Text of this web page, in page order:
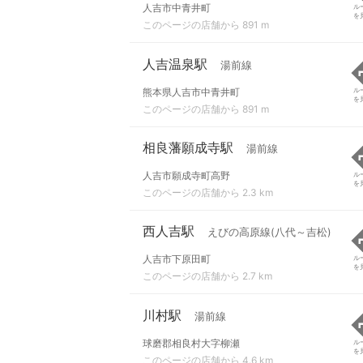
人吉市中青井町
このページの店舗から 891 m
ル
を
人吉温泉駅 湯前線
熊本県人吉市中青井町
このページの店舗から 891 m
ル
を
相良藩願成寺駅 湯前線
人吉市願成寺町高野
このページの店舗から 2.3 km
ル
を
西人吉駅 えびの高原線(八代～吉松)
人吉市下原田町
このページの店舗から 2.7 km
ル
を
川村駅 湯前線
球磨郡相良村大字柳瀬
このページの店舗から 4.6 km
ル
を